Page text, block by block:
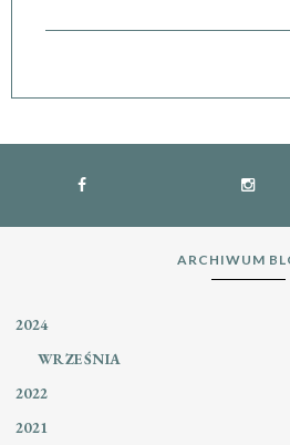
ARCHIWUM
2024
WRZEŚNIA
2022
2021